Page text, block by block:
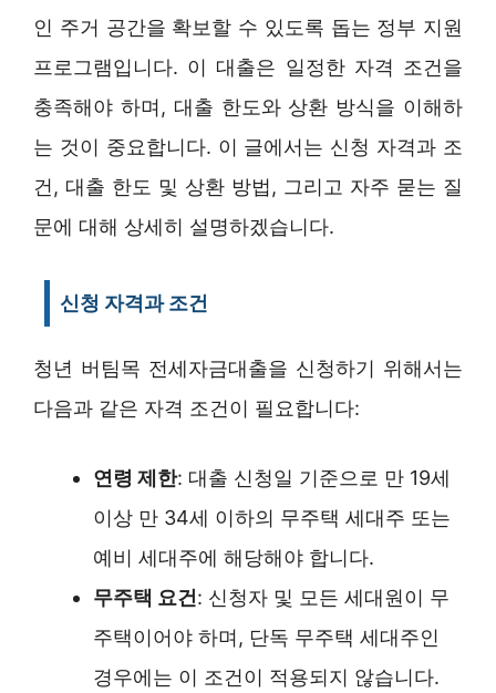
인 주거 공간을 확보할 수 있도록 돕는 정부 지원
프로그램입니다. 이 대출은 일정한 자격 조건을
충족해야 하며, 대출 한도와 상환 방식을 이해하
는 것이 중요합니다. 이 글에서는 신청 자격과 조
건, 대출 한도 및 상환 방법, 그리고 자주 묻는 질
문에 대해 상세히 설명하겠습니다.
신청 자격과 조건
청년 버팀목 전세자금대출을 신청하기 위해서는
다음과 같은 자격 조건이 필요합니다:
연령 제한: 대출 신청일 기준으로 만 19세
이상 만 34세 이하의 무주택 세대주 또는
예비 세대주에 해당해야 합니다.
무주택 요건: 신청자 및 모든 세대원이 무
주택이어야 하며, 단독 무주택 세대주인
경우에는 이 조건이 적용되지 않습니다.